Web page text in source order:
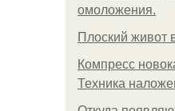
омоложения.
Плоский живот
Компресс
Техника